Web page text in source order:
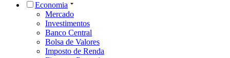
Economia
Mercado
Investimentos
Banco Central
Bolsa de Valores
Imposto de Renda